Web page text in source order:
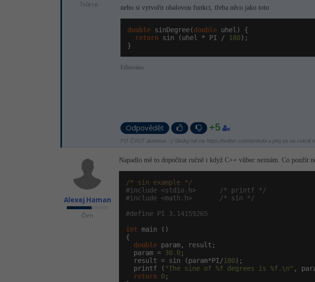
Tvůrce nebo si vytvořit obalovou funkci, třeba něco jako toto
double sinDegree(double uhel) {
return sin (uhel * PI / 180);
}
Editováno
Odpovědět +5
FIT ČVUT alumnus :-) Sleduj mě na https://twitter.com/tenhobi a ptej se na cokoli
Alexej Haman
Člen
Napadlo mě to dopočítat ručně i když C++ vůbec neznám. Co použít
/* sin example */
#include <stdio.h>      /* printf */
#include <math.h>       /* sin */
#define PI 3.14159265
int main ()
{
double param, result;
  param =
30.0;
  result = sin (param*PI/
180);
  printf (
"The sine of %f degrees is %f.\n" ,
return
0;